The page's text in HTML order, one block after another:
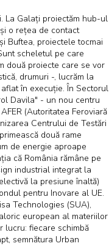
La Galați proiectăm hub-ul
o rețea de contact
Buftea, proiectele tocmai
scheletul pe care
două proiecte care se vor
drumuri -, lucrăm la
în execuție. În Sectorul
Davila" - un nou centru
(Autoritatea Feroviară
Centrului de Testări
două rame
de energie aproape
că România rămâne pe
industrial integrat la
la presiune înaltă)
pentru Inovare al UE.
Technologies (SUA),
european al materiilor
lucru: fiecare schimbă
semnătura Urban